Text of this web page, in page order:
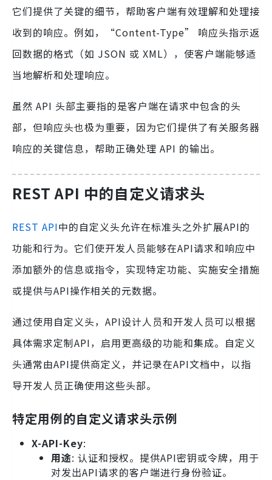
它们提供了关键的细节，帮助客户端有效理解和处理接
收到的响应。例如，“Content-Type” 响应头指示返
回数据的格式（如 JSON 或 XML），使客户端能够适
当地解析和处理响应。
虽然 API 头部主要指的是客户端在请求中包含的头
部，但响应头也极为重要，因为它们提供了有关服务器
响应的关键信息，帮助正确处理 API 的输出。
REST API 中的自定义请求头
REST API中的自定义头允许在标准头之外扩展API的
功能和行为。它们使开发人员能够在API请求和响应中
添加额外的信息或指令，实现特定功能、实施安全措施
或提供与API操作相关的元数据。
通过使用自定义头，API设计人员和开发人员可以根据
具体需求定制API，启用更高级的功能和集成。自定义
头通常由API提供商定义，并记录在API文档中，以指
导开发人员正确使用这些头部。
特定用例的自定义请求头示例
X-API-Key:
用途: 认证和授权。提供API密钥或令牌，用于
对发出API请求的客户端进行身份验证。